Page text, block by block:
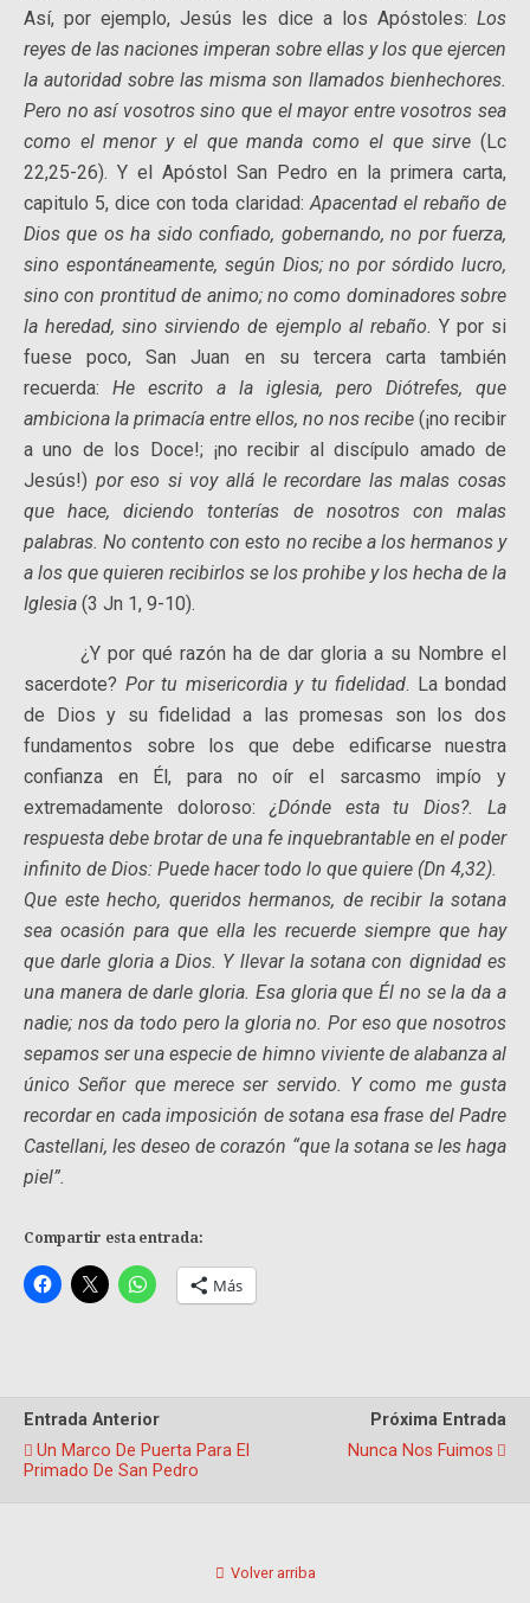
Así, por ejemplo, Jesús les dice a los Apóstoles: Los
reyes de las naciones imperan sobre ellas y los que ejercen
la autoridad sobre las misma son llamados bienhechores.
Pero no así vosotros sino que el mayor entre vosotros sea
como el menor y el que manda como el que sirve (Lc
22,25-26). Y el Apóstol San Pedro en la primera carta,
capitulo 5, dice con toda claridad:Apacentad el rebaño de
Dios que os ha sido confiado, gobernando, no por fuerza,
sino espontáneamente, según Dios; no por sórdido lucro,
sino con prontitud de animo; no como dominadores sobre
la heredad, sino sirviendo de ejemplo al rebaño. Y por si
fuese poco, San Juan en su tercera carta también
recuerda: He escrito a la iglesia, pero Diótrefes, que
ambiciona la primacía entre ellos, no nos recibe (¡no recibir
a uno de los Doce!; ¡no recibir al discípulo amado de
Jesús!) por eso si voy allá le recordare las malas cosas
que hace, diciendo tonterías de nosotros con malas
palabras. No contento con esto no recibe a los hermanos y
a los que quieren recibirlos se los prohibe y los hecha de la
Iglesia (3 Jn 1, 9-10).
¿Y por qué razón ha de dar gloria a su Nombre el
sacerdote? Por tu misericordia y tu fidelidad. La bondad
de Dios y su fidelidad a las promesas son los dos
fundamentos sobre los que debe edificarse nuestra
confianza en Él, para no oír el sarcasmo impío y
extremadamente doloroso:¿Dónde esta tu Dios?. La
respuesta debe brotar de una fe inquebrantable en el poder
infinito de Dios: Puede hacer todo lo que quiere (Dn 4,32).
Que este hecho, queridos hermanos, de recibir la sotana
sea ocasión para que ella les recuerde siempre que hay
que darle gloria a Dios. Y llevar la sotana con dignidad es
una manera de darle gloria. Esa gloria que Él no se la da a
nadie; nos da todo pero la gloria no. Por eso que nosotros
sepamos ser una especie de himno viviente de alabanza al
único Señor que merece ser servido. Y como me gusta
recordar en cada imposición de sotana esa frase del Padre
Castellani, les deseo de corazón “que la sotana se les haga
piel”.
Compartir esta entrada:
Más
Entrada Anterior
Un Marco De Puerta Para El
Primado De San Pedro
Próxima Entrada
Nunca Nos Fuimos
Volver arriba